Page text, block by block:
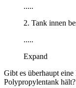
.....
2. Tank innen
.....
Expand
Gibt es überhaupt
Polypropylentank